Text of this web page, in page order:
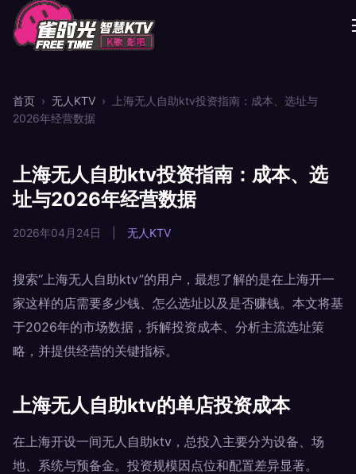
首页 › 无人KTV ›
上海无人自助ktv投资指南：成本、选址与
2026年经营数据
上海无人自助ktv投资指南：成本、选
址与2026年经营数据
2026年04月24日 无人KTV
搜索“上海无人自助ktv”的用户，最想了解的是在上海开一
家这样的店需要多少钱、怎么选址以及是否赚钱。本文将基
于2026年的市场数据，拆解投资成本、分析主流选址策
略，并提供经营的关键指标。
上海无人自助ktv的单店投资成本
在上海开设一间无人自助ktv，总投入主要分为设备、场
地、系统与预备金。投资规模因点位和配置差异显著。